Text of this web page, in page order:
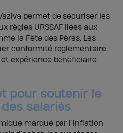
permet de sécuriser les
règles URSSAF liées aux
la Fête des Pères. Les
conformité réglementaire,
expérience bénéficiaire
pour soutenir le
salariés
marqué par l’inflation